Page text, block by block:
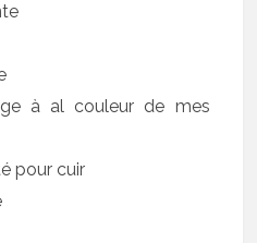
à al couleur de mes
pour cuir